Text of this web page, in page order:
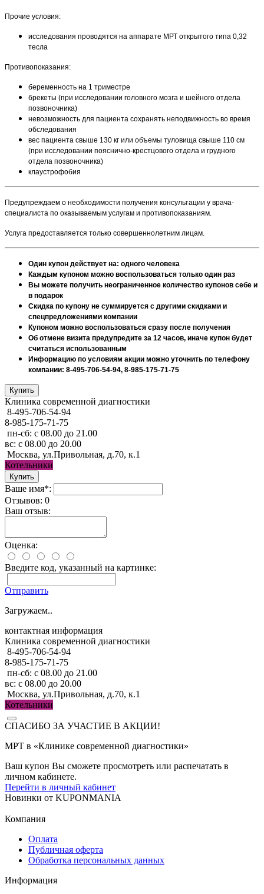
Прочие условия:
исследования проводятся на аппарате МРТ открытого типа 0,32
тесла
Противопоказания:
беременность на 1 триместре
брекеты (при исследовании головного мозга и шейного отдела
позвоночника)
невозможность для пациента сохранять неподвижность во время
обследования
вес пациента свыше 130 кг или объемы туловища свыше 110 см
(при исследовании пояснично-крестцового отдела и грудного
отдела позвоночника)
клаустрофобия
Предупреждаем о необходимости получения консультации у врача-
специалиста по оказываемым услугам и противопоказаниям.
Услуга предоставляется только совершеннолетним лицам.
Один купон действует на: одного человека
Каждым купоном можно воспользоваться только один раз
Вы можете получить неограниченное количество купонов себе и
в подарок
Скидка по купону не суммируется с другими скидками и
спецпредложениями компании
Купоном можно воспользоваться сразу после получения
Об отмене визита предупредите за 12 часов, иначе купон будет
считаться использованным
Информацию по условиям акции можно уточнить по телефону
компании: 8-495-706-54-94, 8-985-175-71-75
Клиника современной диагностики
8-495-706-54-94
8-985-175-71-75
пн-сб: с 08.00 до 21.00
вс: с 08.00 до 20.00
Москва, ул.Привольная, д.70, к.1
Котельники
Ваше имя*:
Отзывов: 0
Ваш отзыв:
Оценка:
Введите код, указанный на картинке:
Отправить
Загружаем..
контактная информация
Клиника современной диагностики
8-495-706-54-94
8-985-175-71-75
пн-сб: с 08.00 до 21.00
вс: с 08.00 до 20.00
Москва, ул.Привольная, д.70, к.1
Котельники
СПАСИБО ЗА УЧАСТИЕ В АКЦИИ!
МРТ в «Клинике современной диагностики»
Ваш купон Вы сможете просмотреть или распечатать в
личном кабинете.
Перейти в личный кабинет
Новинки от KUPONMANIA
Компания
Оплата
Публичная оферта
Обработка персональных данных
Информация